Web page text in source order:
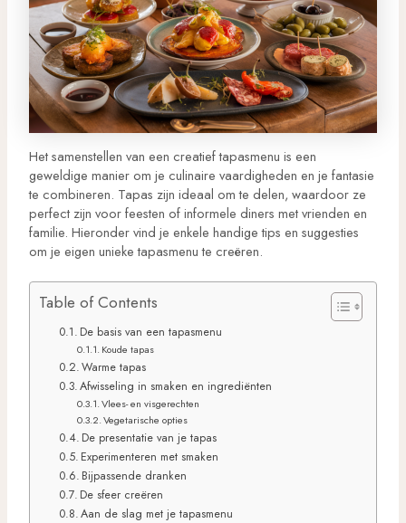
Het samenstellen van een creatief tapasmenu is een
geweldige manier om je culinaire vaardigheden en je fantasie
te combineren. Tapas zijn ideaal om te delen, waardoor ze
perfect zijn voor feesten of informele diners met vrienden en
familie. Hieronder vind je enkele handige tips en suggesties
om je eigen unieke tapasmenu te creëren.
Table of Contents
De basis van een tapasmenu
Koude tapas
Warme tapas
Afwisseling in smaken en ingrediënten
Vlees- en visgerechten
Vegetarische opties
De presentatie van je tapas
Experimenteren met smaken
Bijpassende dranken
De sfeer creëren
Aan de slag met je tapasmenu